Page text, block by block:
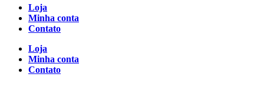
Loja
Minha conta
Contato
Loja
Minha conta
Contato